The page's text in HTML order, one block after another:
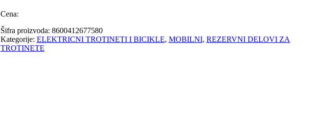
Cena:
Šifra proizvoda: 8600412677580
Kategorije: ELEKTRICNI TROTINETI I BICIKLE, MOBILNI, REZERVNI DELOVI ZA
TROTINETE